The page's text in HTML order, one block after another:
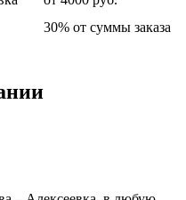
30% от суммы заказа